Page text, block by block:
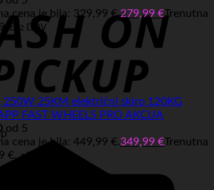
cena je bila: 329,99 €.279,99 €Trenutna
€.
z DDV
250W 25KM električni skiro 120KG
FAST WHEELS PRO AKCIJA
od 5
cena je bila: 449,99 €.349,99 €Trenutna
€. z DDV